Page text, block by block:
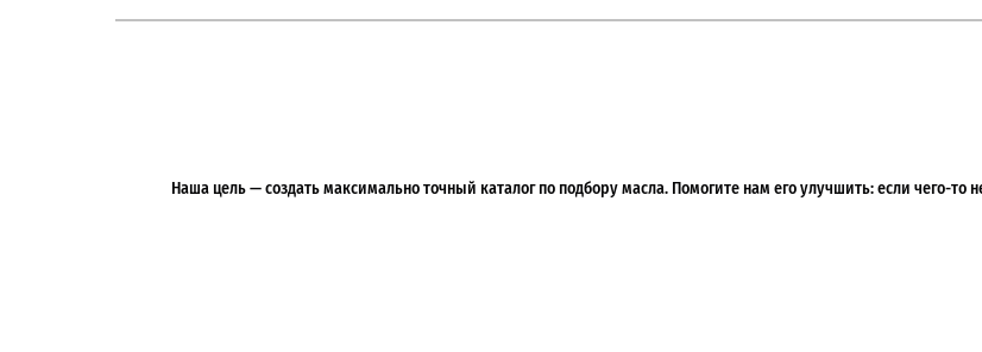
Наша цель — создать максимально точный каталог по подбору масла. Помогите нам его улучшить: если чего-